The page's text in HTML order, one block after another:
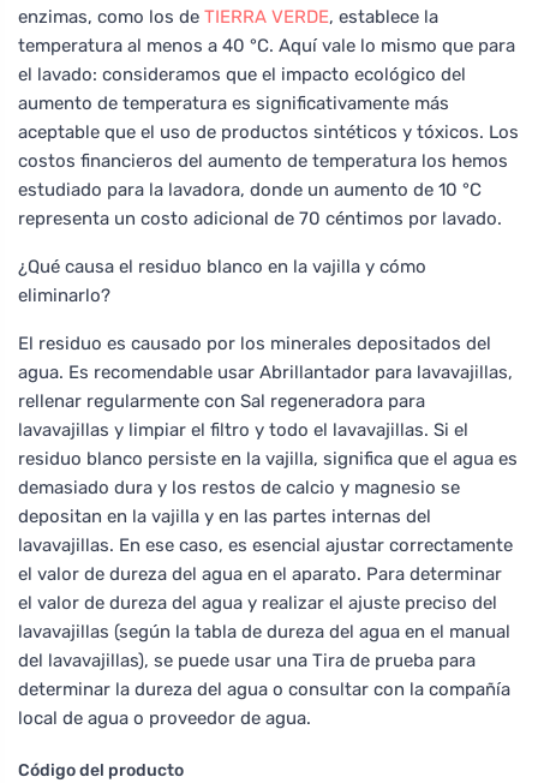
enzimas, como los de TIERRA VERDE, establece la
temperatura al menos a 40 °C. Aquí vale lo mismo que para
el lavado: consideramos que el impacto ecológico del
aumento de temperatura es significativamente más
aceptable que el uso de productos sintéticos y tóxicos. Los
costos financieros del aumento de temperatura los hemos
estudiado para la lavadora, donde un aumento de 10 °C
representa un costo adicional de 70 céntimos por lavado.
¿Qué causa el residuo blanco en la vajilla y cómo
eliminarlo?
El residuo es causado por los minerales depositados del
agua. Es recomendable usar Abrillantador para lavavajillas,
rellenar regularmente con Sal regeneradora para
lavavajillas y limpiar el filtro y todo el lavavajillas. Si el
residuo blanco persiste en la vajilla, significa que el agua es
demasiado dura y los restos de calcio y magnesio se
depositan en la vajilla y en las partes internas del
lavavajillas. En ese caso, es esencial ajustar correctamente
el valor de dureza del agua en el aparato. Para determinar
el valor de dureza del agua y realizar el ajuste preciso del
lavavajillas (según la tabla de dureza del agua en el manual
del lavavajillas), se puede usar una Tira de prueba para
determinar la dureza del agua o consultar con la compañía
local de agua o proveedor de agua.
Código del producto